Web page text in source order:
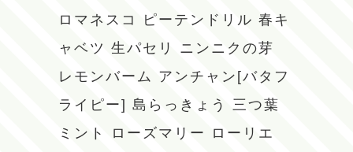
ロマネスコ ピーテンドリル 春キ
ャベツ 生パセリ
ニンニクの芽
レモンバーム アンチャン[バタフ
ライピー] 島らっきょう
三つ葉
ミント
ローズマリー
ローリエ